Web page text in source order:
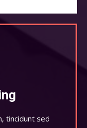
tincidunt sed